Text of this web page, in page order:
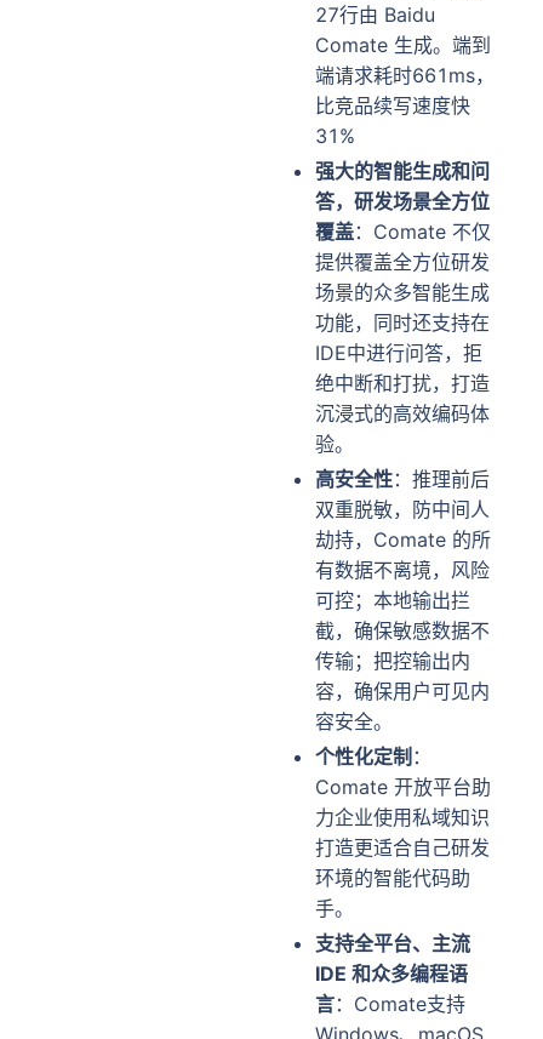
27行由 Baidu
Comate 生成。端到
端请求耗时661ms，
比竞品续写速度快
31%
强大的智能生成和问
答，研发场景全方位
覆盖：Comate 不仅
提供覆盖全方位研发
场景的众多智能生成
功能，同时还支持在
IDE中进行问答，拒
绝中断和打扰，打造
沉浸式的高效编码体
验。
高安全性：推理前后
双重脱敏，防中间人
劫持，Comate 的所
有数据不离境，风险
可控；本地输出拦
截，确保敏感数据不
传输；把控输出内
容，确保用户可见内
容安全。
个性化定制 ：
Comate 开放平台助
力企业使用私域知识
打造更适合自己研发
环境的智能代码助
手。
支持全平台、主流
IDE 和众多编程语
言：Comate支持
Windows、macOS